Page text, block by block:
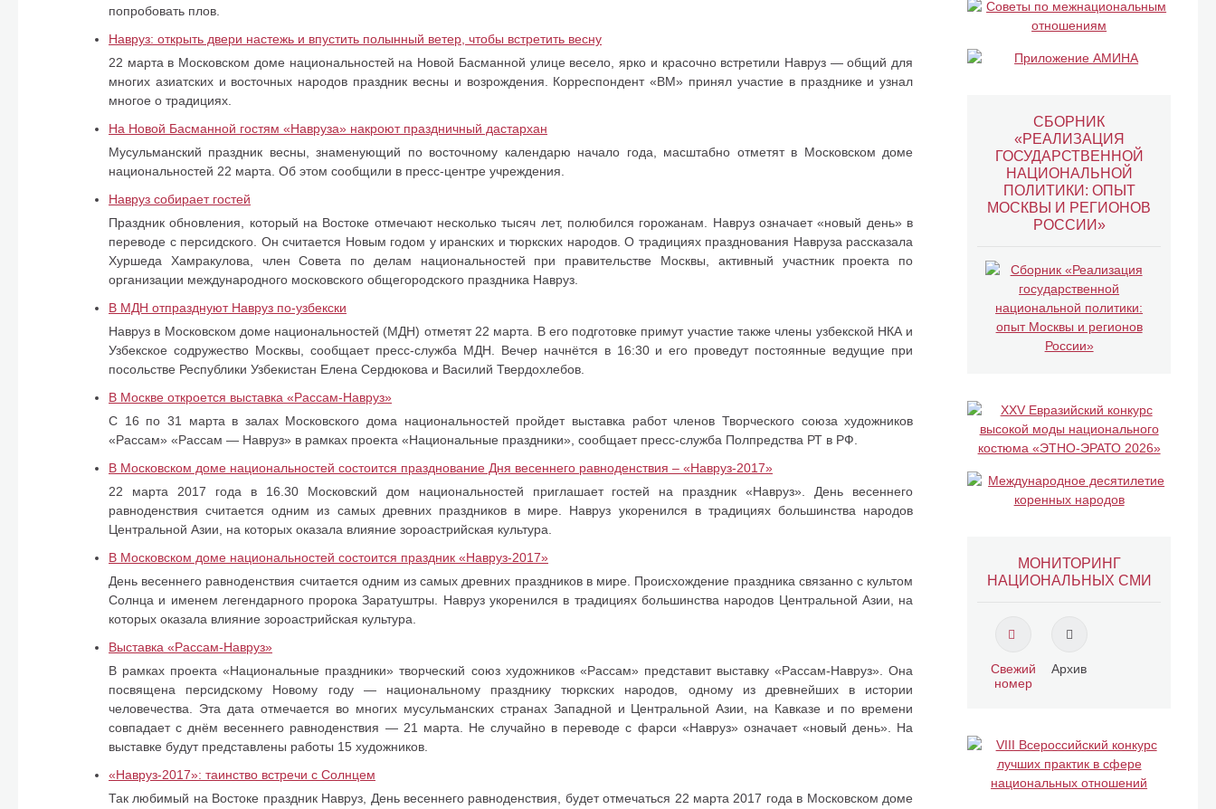
попробовать плов.
Навруз: открыть двери настежь и впустить полынный ветер, чтобы встретить весну
22 марта в Московском доме национальностей на Новой Басманной улице весело, ярко и красочно встретили Навруз — общий для
многих азиатских и восточных народов праздник весны и возрождения. Корреспондент «ВМ» принял участие в празднике и узнал
многое о традициях.
На Новой Басманной гостям «Навруза» накроют праздничный дастархан
Мусульманский праздник весны, знаменующий по восточному календарю начало года, масштабно отметят в Московском доме
национальностей 22 марта. Об этом сообщили в пресс-центре учреждения.
Навруз собирает гостей
Праздник обновления, который на Востоке отмечают несколько тысяч лет, полюбился горожанам. Навруз означает «новый день» в
переводе с персидского. Он считается Новым годом у иранских и тюркских народов. О традициях празднования Навруза рассказала
Хуршеда Хамракулова, член Совета по делам национальностей при правительстве Москвы, активный участник проекта по
организации международного московского общегородского праздника Навруз.
В МДН отпразднуют Навруз по-узбекски
Навруз в Московском доме национальностей (МДН) отметят 22 марта. В его подготовке примут участие также члены узбекской НКА и
Узбекское содружество Москвы, сообщает пресс-служба МДН. Вечер начнётся в 16:30 и его проведут постоянные ведущие при
посольстве Республики Узбекистан Елена Сердюкова и Василий Твердохлебов.
В Москве откроется выставка «Рассам-Навруз»
С 16 по 31 марта в залах Московского дома наци­ональностей пройдет выставка работ членов Творче­ского союза художников
«Рассам» «Рассам — Навруз» в рамках проекта «Национальные праздники», сообщает пресс-служба Полпредства РТ в РФ.
В Московском доме национальностей состоится празднование Дня весеннего равноденствия – «Навруз-2017»
22 марта 2017 года в 16.30 Московский дом национальностей приглашает гостей на праздник «Навруз». День весеннего
равноденствия считается одним из самых древних праздников в мире. Навруз укоренился в традициях большинства народов
Центральной Азии, на которых оказала влияние зороастрийская культура.
В Московском доме национальностей состоится праздник «Навруз-2017»
День весеннего равноденствия считается одним из самых древних праздников в мире. Происхождение праздника связанно с культом
Солнца и именем легендарного пророка Заратуштры. Навруз укоренился в традициях большинства народов Центральной Азии, на
которых оказала влияние зороастрийская культура.
Выставка «Рассам-Навруз»
В рамках проекта «Национальные праздники» творческий союз художников «Рассам» представит выставку «Рассам-Навруз». Она
посвящена персидскому Новому году — национальному празднику тюркских народов, одному из древнейших в истории
человечества. Эта дата отмечается во многих мусульманских странах Западной и Центральной Азии, на Кавказе и по времени
совпадает с днём весеннего равноденствия — 21 марта. Не случайно в переводе с фарси «Навруз» означает «новый день». На
выставке будут представлены работы 15 художников.
«Навруз-2017»: таинство встречи с Солнцем
Так любимый на Востоке праздник Навруз, День весеннего равноденствия, будет отмечаться 22 марта 2017 года в Московском доме
СБОРНИК
«РЕАЛИЗАЦИЯ
ГОСУДАРСТВЕННОЙ
НАЦИОНАЛЬНОЙ
ПОЛИТИКИ: ОПЫТ
МОСКВЫ И РЕГИОНОВ
РОССИИ»
МОНИТОРИНГ
НАЦИОНАЛЬНЫХ СМИ
Свежий
номер
Архив